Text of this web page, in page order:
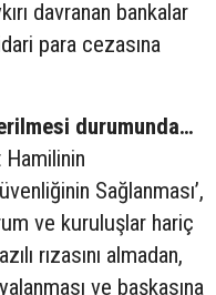
davranan bankalar
para cezasına
durumunda…
Hamilinin
Sağlanması’,
ve kuruluşlar hariç
rızasını almadan,
ve başkasına